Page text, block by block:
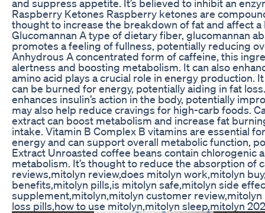
and suppress appetite. It’s believed to inhibit an
Raspberry Ketones Raspberry ketones are
thought to increase the breakdown of fat and affect
Glucomannan A type of dietary fiber, glucomannan
promotes a feeling of fullness, potentially reducing
Anhydrous A concentrated form of caffeine, this
alertness and boosting metabolism. It can also
amino acid plays a crucial role in energy
can be burned for energy, potentially aiding in fat
enhances insulin’s action in the body, potentially
may also help reduce cravings for high-carb foods.
extract can boost metabolism and increase fat
intake. Vitamin B Complex B vitamins are essential
energy and can support overall metabolic function,
Extract Unroasted coffee beans contain chlorogenic
metabolism. It’s thought to reduce the absorption
reviews,mitolyn review,does mitolyn work,mitolyn
benefits,mitolyn pills,is mitolyn safe,mitolyn side
supplement,mitolyn,mitolyn customer
loss pills,how to use mitolyn,mitolyn sleep,mitolyn